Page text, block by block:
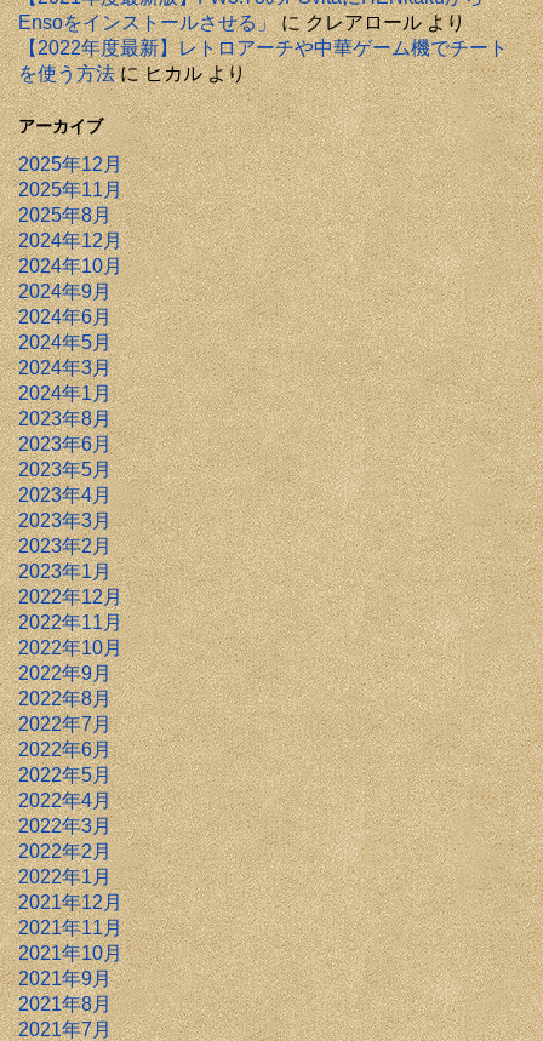
Ensoをインストールさせる」にクレアロールより
【2022年度最新】レトロアーチや中華ゲーム機でチート
を使う方法にヒカルより
アーカイブ
2025年12月
2025年11月
2025年8月
2024年12月
2024年10月
2024年9月
2024年6月
2024年5月
2024年3月
2024年1月
2023年8月
2023年6月
2023年5月
2023年4月
2023年3月
2023年2月
2023年1月
2022年12月
2022年11月
2022年10月
2022年9月
2022年8月
2022年7月
2022年6月
2022年5月
2022年4月
2022年3月
2022年2月
2022年1月
2021年12月
2021年11月
2021年10月
2021年9月
2021年8月
2021年7月